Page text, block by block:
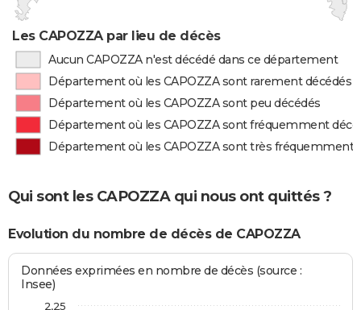
Les CAPOZZA par lieu de décès
Aucun CAPOZZA n'est décédé dans ce département
Département où les CAPOZZA sont rarement décédés
Département où les CAPOZZA sont peu décédés
Département où les CAPOZZA sont fréquemment
Département où les CAPOZZA sont très fréquemment
Qui sont les CAPOZZA qui nous ont quittés ?
Evolution du nombre de décès de CAPOZZA
Données exprimées en nombre de décès (source :
Insee)
2,25